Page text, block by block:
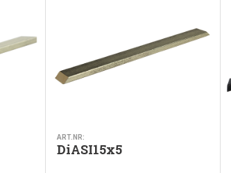
ART.NR:
DiASI15x5